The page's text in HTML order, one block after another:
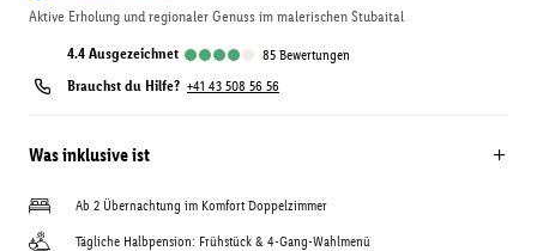
Aktive Erholung und regionaler Genuss im malerischen Stubaital
4.4 ausgezeichnet 85 Bewertungen
Brauchst du Hilfe? +41 43 508 56 56
Was inklusive ist
Ab 2 Übernachtung im Komfort Doppelzimmer
Tägliche Halbpension: Frühstück & 4-Gang-Wahlmenü